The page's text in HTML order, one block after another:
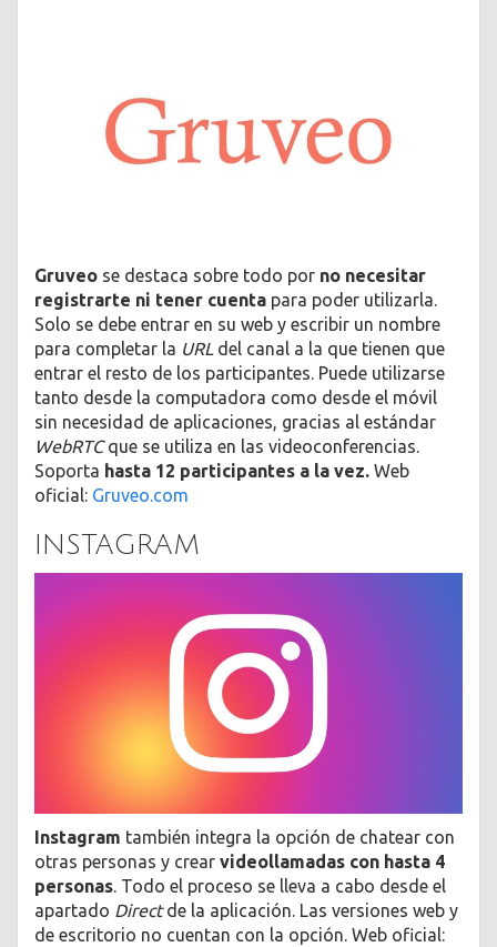
Gruveo se destaca sobre todo por no necesitar
registrarte ni tener cuenta para poder utilizarla.
Solo se debe entrar en su web y escribir un nombre
para completar la URLdel canal a la que tienen que
entrar el resto de los participantes. Puede utilizarse
tanto desde la computadora como desde el móvil
sin necesidad de aplicaciones, gracias al estándar
WebRTCque se utiliza en las videoconferencias.
Soporta hasta 12 participantes a la vez. Web
oficial: Gruveo.com
INSTAGRAM
Instagram también integra la opción de chatear con
otras personas y crear videollamadas con hasta 4
personas. Todo el proceso se lleva a cabo desde el
apartado Directde la aplicación. Las versiones web y
de escritorio no cuentan con la opción. Web oficial: